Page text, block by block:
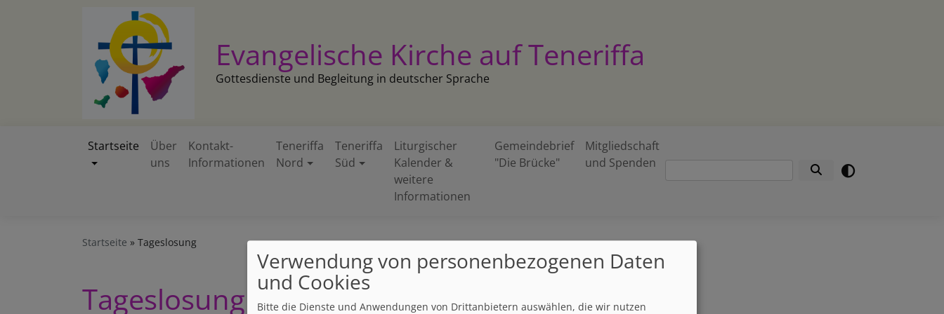
Evangelische Kirche auf Teneriffa
Gottesdienste und Begleitung in deutscher Sprache
Startseite
Über
uns
Kontakt-
Informationen
Teneriffa
Nord
Teneriffa
Süd
Liturgischer
Kalender &
weitere
Informationen
Gemeindebrief
"Die Brücke"
Mitgliedschaft
und SpendenSuche
Startseite Tageslosung
Tageslosung
Verwendung von personenbezogenen Daten
und Cookies
Bitte die Dienste und Anwendungen von Drittanbietern auswählen, die wir nutzen